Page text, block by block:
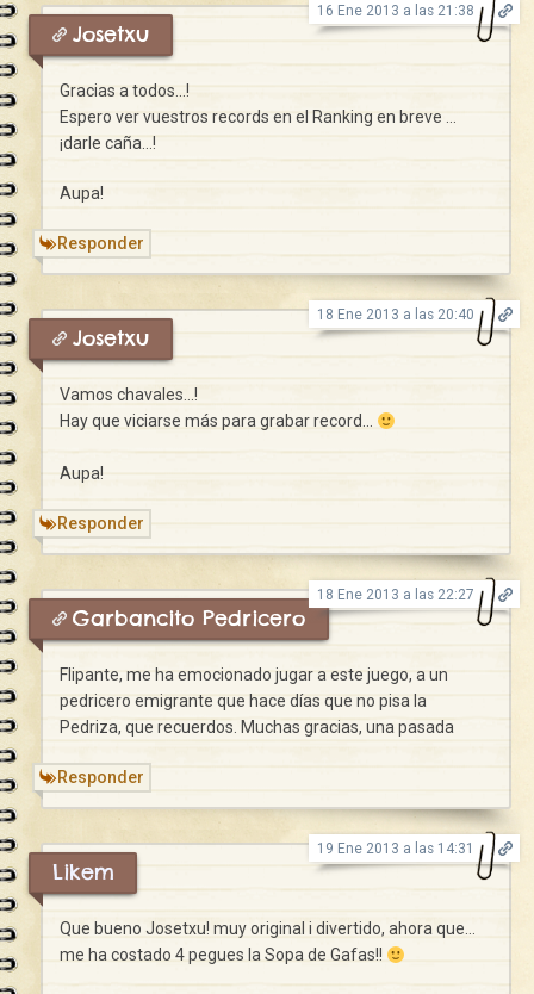
Josetxu
16 Ene 2013 a las 21:38
Gracias a todos…!
Espero ver vuestros records en el Ranking en breve …
¡darle caña…!
Aupa!
Responder
Josetxu
18 Ene 2013 a las 20:40
Vamos chavales…!
Hay que viciarse más para grabar record…
Aupa!
Responder
Garbancito Pedricero
18 Ene 2013 a las 22:27
Flipante, me ha emocionado jugar a este juego, a un
pedricero emigrante que hace días que no pisa la
Pedriza, que recuerdos. Muchas gracias, una pasada
Responder
Likem
19 Ene 2013 a las 14:31
Que bueno Josetxu! muy original i divertido, ahora que…
me ha costado 4 pegues la Sopa de Gafas!!